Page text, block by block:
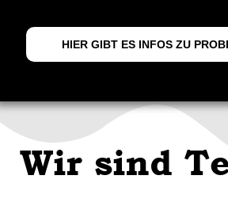
HIER GIBT ES INFOS ZU
Wir sind